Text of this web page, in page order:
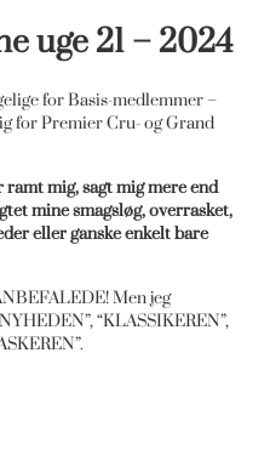
uge 21 – 2024
for Basis-medlemmer –
for Premier Cru- og Grand
mig, sagt mig mere end
mine smagsløg, overrasket,
eller ganske enkelt bare
Men jeg
“KLASSIKEREN”,